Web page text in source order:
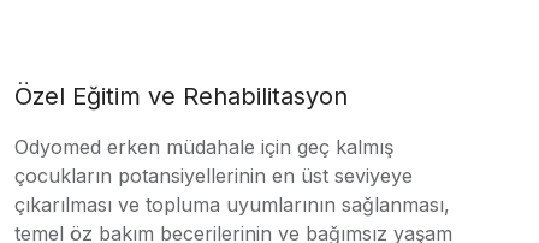
Özel Eğitim ve Rehabilitasyon
Odyomed erken müdahale için geç kalmış
çocukların potansiyellerinin en üst seviyeye
çıkarılması ve topluma uyumlarının sağlanması,
temel öz bakım becerilerinin ve bağımsız yaşam